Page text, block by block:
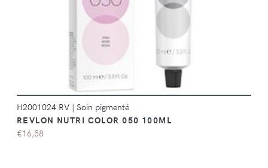
H2001024.RV | Soin pigmenté
REVLON NUTRI COLOR 050 100ML
€16,58